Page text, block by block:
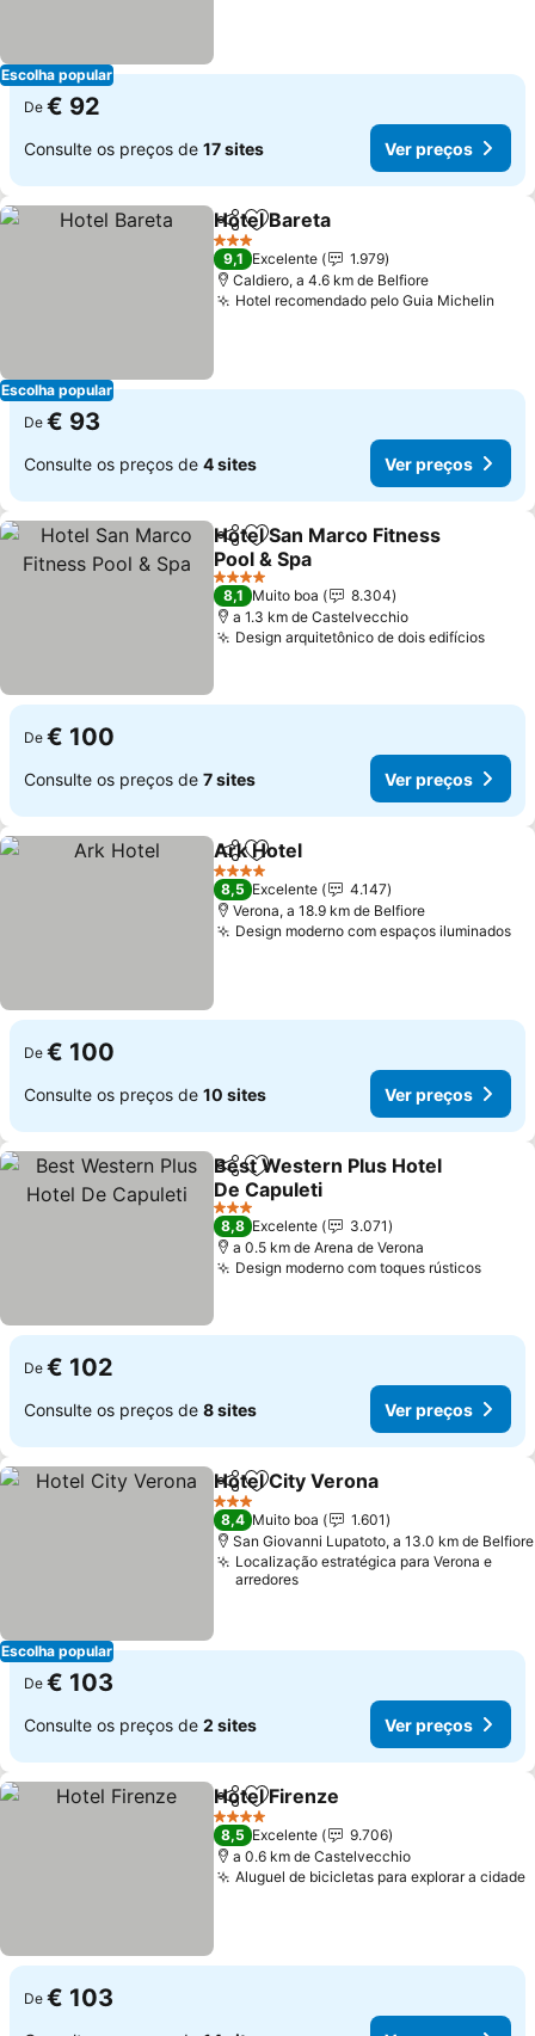
Escolha popular
De € 92
Consulte os preços de 17 sites Ver preços
Escolha popular
PartilharAdicionar aos favoritos
Hotel Bareta
3 Estrelas
9,1 Excelente
1.979
Caldiero, a 4.6 km de Belfiore
Hotel recomendado pelo Guia Michelin
De € 93
Consulte os preços de 4 sites Ver preços
PartilharAdicionar aos favoritos
Hotel San Marco Fitness
Pool & Spa
4 Estrelas
8,1 Muito boa
8.304
a 1.3 km de Castelvecchio
Design arquitetônico de dois edifícios
De € 100
Consulte os preços de 7 sites Ver preços
PartilharAdicionar aos favoritos
Ark Hotel
4 Estrelas
8,5 Excelente
4.147
Verona, a 18.9 km de Belfiore
Design moderno com espaços iluminados
De € 100
Consulte os preços de 10 sites Ver preços
PartilharAdicionar aos favoritos
Best Western Plus Hotel
De Capuleti
3 Estrelas
8,8 Excelente
3.071
a 0.5 km de Arena de Verona
Design moderno com toques rústicos
De € 102
Consulte os preços de 8 sites Ver preços
Escolha popular
PartilharAdicionar aos favoritos
Hotel City Verona
3 Estrelas
8,4 Muito boa
1.601
San Giovanni Lupatoto, a 13.0 km de Belfiore
Localização estratégica para Verona e
arredores
De € 103
Consulte os preços de 2 sites Ver preços
PartilharAdicionar aos favoritos
Hotel Firenze
4 Estrelas
8,5 Excelente
9.706
a 0.6 km de Castelvecchio
Aluguel de bicicletas para explorar a cidade
De € 103